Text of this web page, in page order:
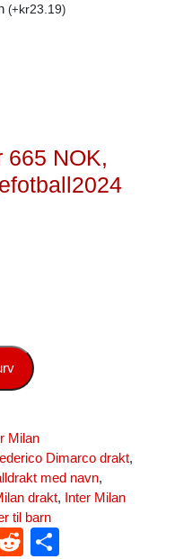
(+kr23.19)
665 NOK,
Tredjedrakt Dame 2024-25
Milan
Dimarco drakt,
med navn,
drakt, Inter Milan
til barn
R